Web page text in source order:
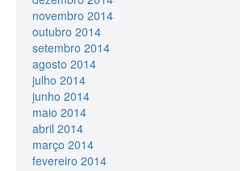
novembro 2014
outubro 2014
setembro 2014
agosto 2014
julho 2014
junho 2014
maio 2014
abril 2014
março 2014
fevereiro 2014